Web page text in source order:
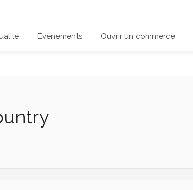
Événements Ouvrir un commerce